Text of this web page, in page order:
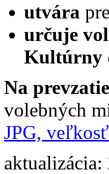
utvára
určuje
Kultúrny
Na
volebných
JPG,
aktualizácia: